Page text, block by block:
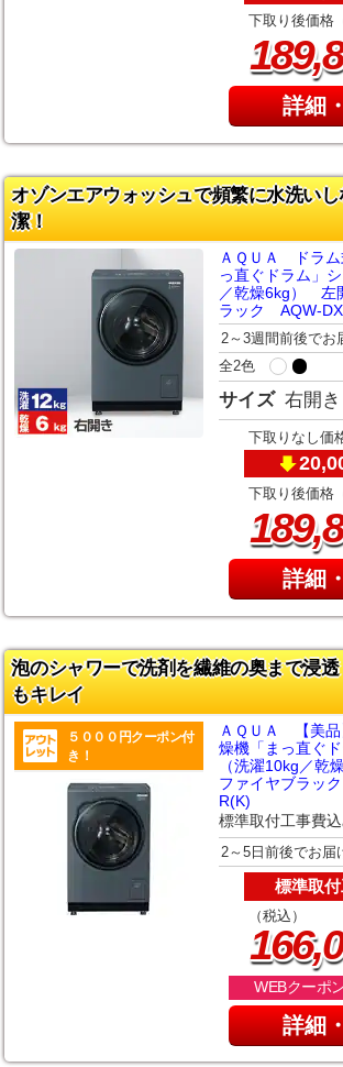
下取り後価格
189,
詳細
オゾンエアウォッシュで頻繁に水洗い
潔！
ＡＱＵＡ ドラム
っ直ぐドラム」
／乾燥6kg） 左
ラック AQW-
2～3週間前後でお
全2色
サイズ 右開
下取りなし価
下取り後価格
189,
詳細
泡のシャワーで洗剤を繊維の奥まで浸
もキレイ
５０００円クーポン付
き！
ＡＱＵＡ 【美品
燥機「まっ直ぐ
（洗濯10kg／
ファイヤブラッ
R(K)
標準取付工事費
2～5日前後でお届
標準取
（税込）
166,
WEBクーポ
詳細